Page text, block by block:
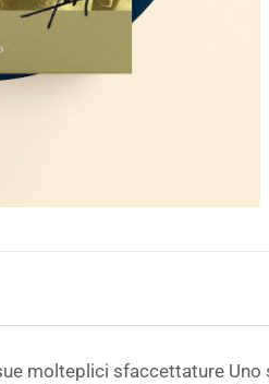
molteplici sfaccettature